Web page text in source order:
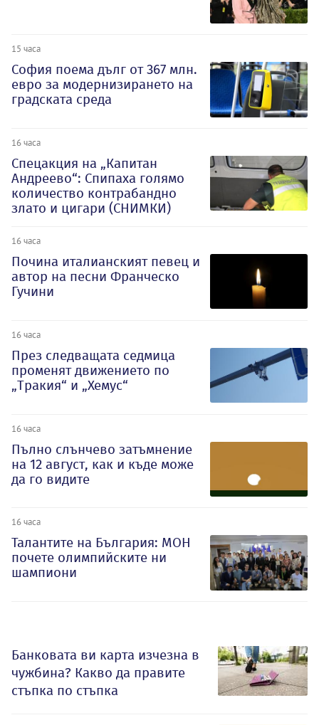
15 часа
София поема дълг от 367 млн.
евро за модернизирането на
градската среда
16 часа
Спецакция на „Капитан
Андреево“: Спипаха голямо
количество контрабандно
злато и цигари (СНИМКИ)
16 часа
Почина италианският певец и
автор на песни Франческо
Гучини
16 часа
През следващата седмица
променят движението по
„Тракия“ и „Хемус“
16 часа
Пълно слънчево затъмнение
на 12 август, как и къде може
да го видите
16 часа
Талантите на България: МОН
почете олимпийските ни
шампиони
Банковата ви карта изчезна в
чужбина? Какво да правите
стъпка по стъпка